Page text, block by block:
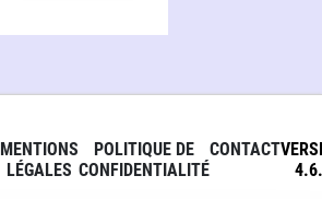
MENTIONS
LÉGALES
POLITIQUE DE
CONFIDENTIALITÉ
CONTACT